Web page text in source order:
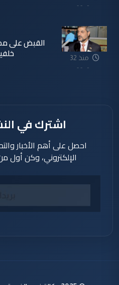
دقيقة
منذ 32
دقيقة
القبض على
اشترك في
احصل على أهم الأخبار
الإلكتروني، وكن أول